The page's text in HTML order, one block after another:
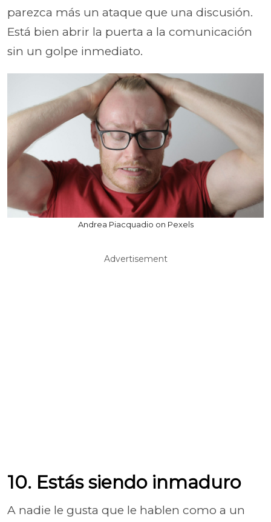
parezca más un ataque que una discusión.
Está bien abrir la puerta a la comunicación
sin un golpe inmediato.
Andrea Piacquadio on Pexels
Advertisement
10. Estás siendo inmaduro
A nadie le gusta que le hablen como a un